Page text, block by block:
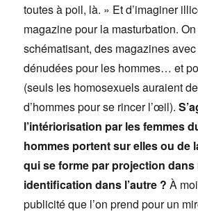
toutes à poil, là. » Et d’imaginer
magazine pour la masturbation.
schématisant, des magazines
dénudées pour les hommes… et
(seuls les homosexuels auraient
d’hommes pour se rincer l’œil).
l’intériorisation par les femmes
hommes portent sur elles ou de
qui se forme par projection dans
identification dans l’autre ?À
publicité que l’on prend pour un